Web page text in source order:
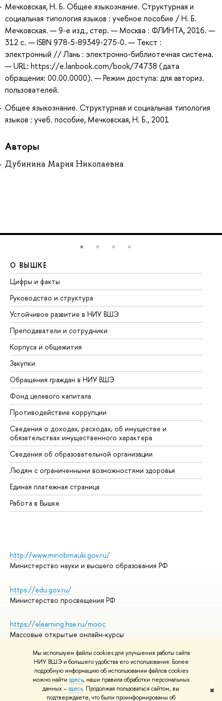
Мы используем файлы cookies для улучшения работы сайта
НИУ ВШЭ и большего удобства его использования. Более
подробную информацию об использовании файлов cookies
можно найти здесь, наши правила обработки персональных
данных –здесь. Продолжая пользоваться сайтом, вы
подтверждаете, что были проинформированы об
✖
Мечковская, Н. Б. Общее языкознание. Структурная и
социальная типология языков : учебное пособие / Н. Б.
Мечковская. — 9-е изд., стер. — Москва : ФЛИНТА, 2016. —
312 с. — ISBN 978-5-89349-275-0. — Текст :
электронный // Лань : электронно-библиотечная система.
— URL: https://e.lanbook.com/book/74738 (дата
обращения: 00.00.0000). — Режим доступа: для авториз.
пользователей.
Общее языкознание. Структурная и социальная типология
языков : учеб. пособие, Мечковская, Н. Б., 2001
Авторы
Дубинина Мария Николаевна
О ВЫШКЕ
Цифры и факты
Руководство и структура
Устойчивое развитие в НИУ ВШЭ
Преподаватели и сотрудники
Корпуса и общежития
Закупки
Обращения граждан в НИУ ВШЭ
Фонд целевого капитала
Противодействие коррупции
Сведения о доходах, расходах, об имуществе и
обязательствах имущественного характера
Сведения об образовательной организации
Людям с ограниченными возможностями здоровья
Единая платежная страница
Работа в Вышке
http://www.minobrnauki.gov.ru/
Министерство науки и высшего образования РФ
https://edu.gov.ru/
Министерство просвещения РФ
https://elearning.hse.ru/mooc
Массовые открытые онлайн-курсы
© НИУ ВШЭ 1993–2026
Адреса и контакты
Условия использования материалов
Политика конфиденциальности